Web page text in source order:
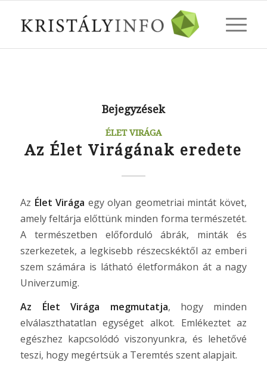
Bejegyzések
ÉLET VIRÁGA
Az Élet Virágának eredete
Az Élet Virága egy olyan geometriai mintát követ,
amely feltárja előttünk minden forma természetét.
A természetben előforduló ábrák, minták és
szerkezetek, a legkisebb részecskéktől az emberi
szem számára is látható életformákon át a nagy
Univerzumig.
Az Élet Virága megmutatja, hogy minden
elválaszthatatlan egységet alkot. Emlékeztet az
egészhez kapcsolódó viszonyunkra, és lehetővé
teszi, hogy megértsük a Teremtés szent alapjait.